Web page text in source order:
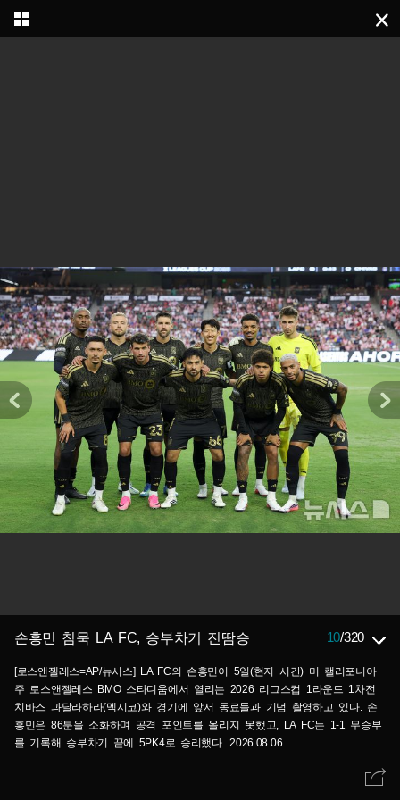
손흥민 침묵 LA FC, 승부차기 진땀승 10/320
[로스앤젤레스=AP/뉴시스] LA FC의 손흥민이 5일(현지 시간) 미 캘리포니아
주 로스앤젤레스 BMO 스타디움에서 열리는 2026 리그스컵 1라운드 1차전
치바스 과달라하라(멕시코)와 경기에 앞서 동료들과 기념 촬영하고 있다. 손
흥민은 86분을 소화하며 공격 포인트를 올리지 못했고, LA FC는 1-1 무승부
를 기록해 승부차기 끝에 5PK4로 승리했다. 2026.08.06.